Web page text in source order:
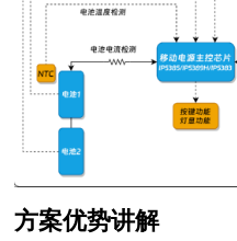
方案优势讲解